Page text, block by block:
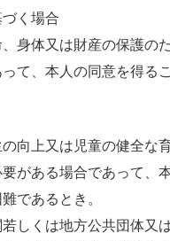
く場合
身体又は財産の保護の
て、本人の同意を得る
向上又は児童の健全な
がある場合であって、
であるとき。
しくは地方公共団体又